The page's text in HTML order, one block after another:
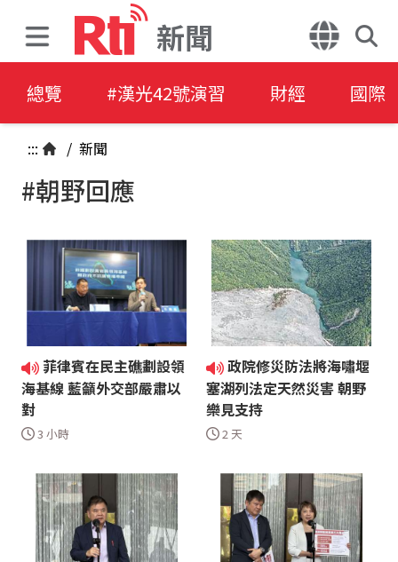
新聞
總覽 #漢光42號演習 財經 國際
::: / 新聞
#朝野回應
菲律賓在民主礁劃設領
海基線 藍籲外交部嚴肅以
對
3 小時
政院修災防法將海嘯堰
塞湖列法定天然災害 朝野
樂見支持
2 天